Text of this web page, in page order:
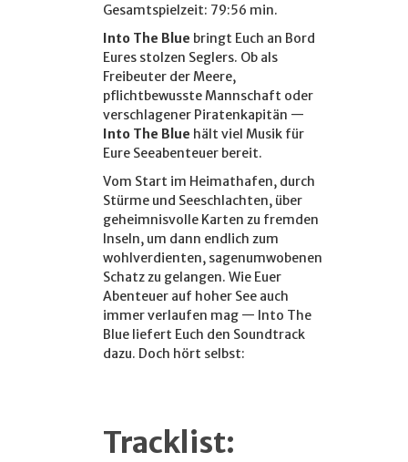
Gesamtspielzeit: 79:56 min.
Into The Blue bringt Euch an Bord
Eures stolzen Seglers. Ob als
Freibeuter der Meere,
pflichtbewusste Mannschaft oder
verschlagener Piratenkapitän —
Into The Blue hält viel Musik für
Eure Seeabenteuer bereit.
Vom Start im Heimathafen, durch
Stürme und Seeschlachten, über
geheimnisvolle Karten zu fremden
Inseln, um dann endlich zum
wohlverdienten, sagenumwobenen
Schatz zu gelangen. Wie Euer
Abenteuer auf hoher See auch
immer verlaufen mag — Into The
Blue liefert Euch den Soundtrack
dazu. Doch hört selbst:
Tracklist: